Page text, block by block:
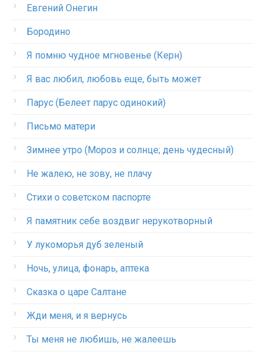
Евгений Онегин
Бородино
Я помню чудное мгновенье (Керн)
Я вас любил, любовь еще, быть может
Парус (Белеет парус одинокий)
Письмо матери
Зимнее утро (Мороз и солнце; день чудесный)
Не жалею, не зову, не плачу
Стихи о советском паспорте
Я памятник себе воздвиг нерукотворный
У лукоморья дуб зеленый
Ночь, улица, фонарь, аптека
Сказка о царе Салтане
Жди меня, и я вернусь
Ты меня не любишь, не жалеешь